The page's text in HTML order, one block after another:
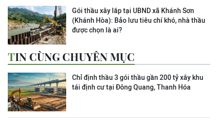
Gói thầu xây lắp tại UBND xã Khánh Sơn
(Khánh Hòa): Bảo lưu tiêu chí khó, nhà thầu
được chọn là ai?
TIN CÙNG CHUYÊN MỤC
Chỉ định thầu 3 gói thầu gần 200 tỷ xây khu
tái định cư tại Đông Quang, Thanh Hóa